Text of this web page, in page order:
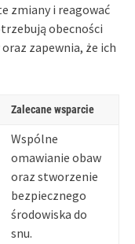
zmiany i reagować
obecności
zapewnia, że ich
Zalecane wsparcie
Wspólne
omawianie obaw
oraz stworzenie
bezpiecznego
środowiska do
snu.